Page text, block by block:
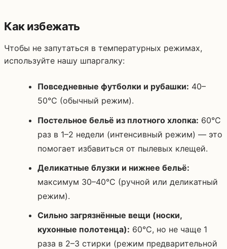
Как избежать
Чтобы не запутаться в температурных режимах,
используйте нашу шпаргалку:
Повседневные футболки и рубашки: 40–
50°C (обычный режим).
Постельное бельё из плотного хлопка: 60°C
раз в 1–2 недели (интенсивный режим) — это
помогает избавиться от пылевых клещей.
Деликатные блузки и нижнее бельё:
максимум 30–40°C (ручной или деликатный
режим).
Сильно загрязнённые вещи (носки,
кухонные полотенца): 60°C, но не чаще 1
раза в 2–3 стирки (режим предварительной